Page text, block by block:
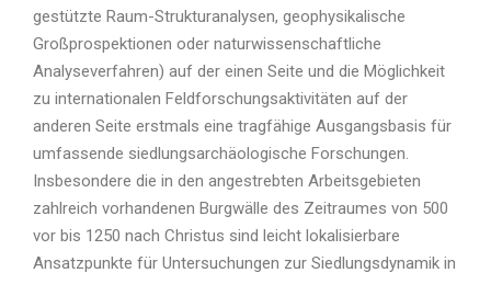
gestützte Raum-Strukturanalysen, geophysikalische
Großprospektionen oder naturwissenschaftliche
Analyseverfahren) auf der einen Seite und die Möglichkeit
zu internationalen Feldforschungsaktivitäten auf der
anderen Seite erstmals eine tragfähige Ausgangsbasis für
umfassende siedlungsarchäologische Forschungen.
Insbesondere die in den angestrebten Arbeitsgebieten
zahlreich vorhandenen Burgwälle des Zeitraumes von 500
vor bis 1250 nach Christus sind leicht lokalisierbare
Ansatzpunkte für Untersuchungen zur Siedlungsdynamik in